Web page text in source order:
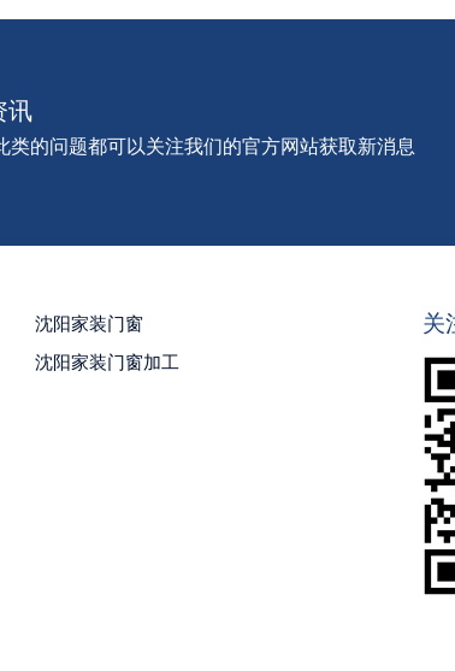
讯
类的问题都可以关注我们的官方网站获取新消息
沈阳家装门窗
沈阳家装门窗加工
关